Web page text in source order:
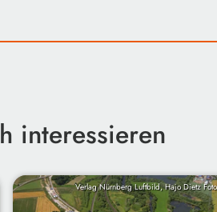
interessieren
Verlag Nürnberg Luftbild, Hajo Dietz